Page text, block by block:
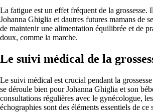
La fatigue est un effet fréquent de la grossesse.
Johanna Ghiglia et dautres futures mamans de
de maintenir une alimentation équilibrée et de
doux, comme la marche.
Le suivi médical de la
Le suivi médical est crucial pendant la
se déroule bien pour Johanna Ghiglia et son
consultations régulières avec le gynécologue,
échographies sont des éléments essentiels de ce